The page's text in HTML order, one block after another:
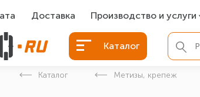
Доставка Производство и услуги
Болты БСР
Болты для фундамента
Каталог
Каталог Метизы, крепеж